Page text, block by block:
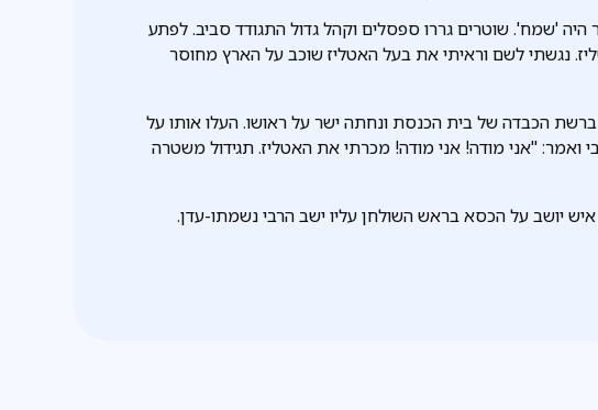
היה 'שמח'. שוטרים גררו ספסלים וקהל גדול התגודד סביב. לפתע
נגשתי לשם וראיתי את בעל האטליז שוכב על הארץ מחוסר
הכבדה של בית הכנסת ונחתה ישר על ראושו. העלו אותו על
ואמר: "אני מודה! אני מודה! מכרתי את האטליז. תגידול משטרה
איש יושב על הכסא בראש השולחן עליו ישב הרבי נשמתו-עדן.